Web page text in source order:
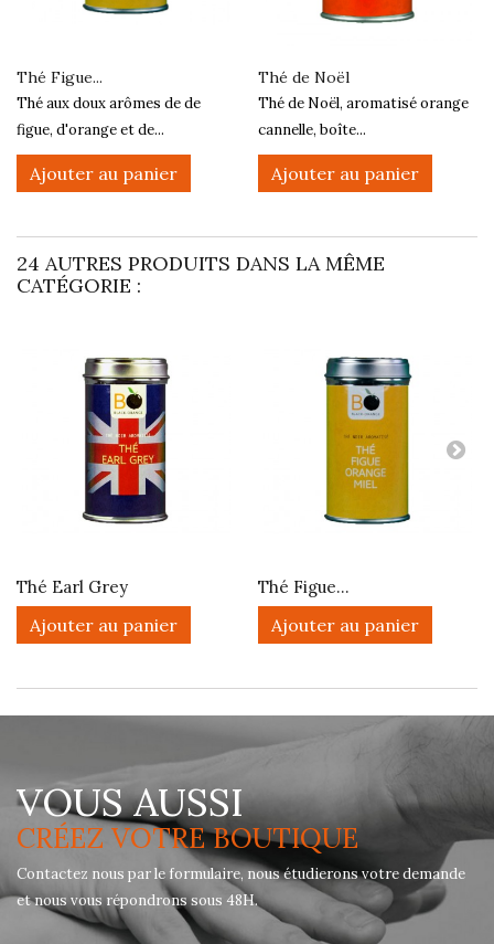
Thé Figue...
Thé aux doux arômes de de
figue, d'orange et de...
Ajouter au panier
Thé de Noël
Thé de Noël, aromatisé orange
cannelle, boîte...
Ajouter au panier
24 AUTRES PRODUITS DANS LA MÊME
CATÉGORIE :
Thé Earl Grey
Ajouter au panier
Thé Figue...
Ajouter au panier
VOUS AUSSI
CRÉEZ VOTRE BOUTIQUE
Contactez nous par le formulaire, nous étudierons votre demande
et nous vous répondrons sous 48H.